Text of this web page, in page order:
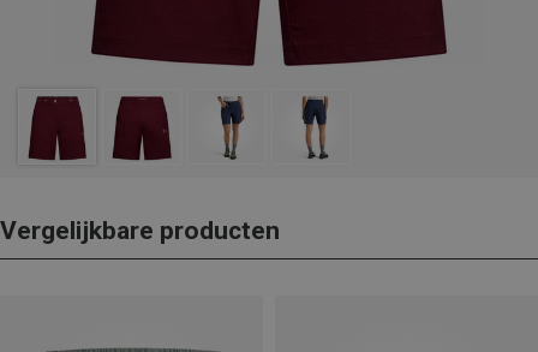
Vergelijkbare producten